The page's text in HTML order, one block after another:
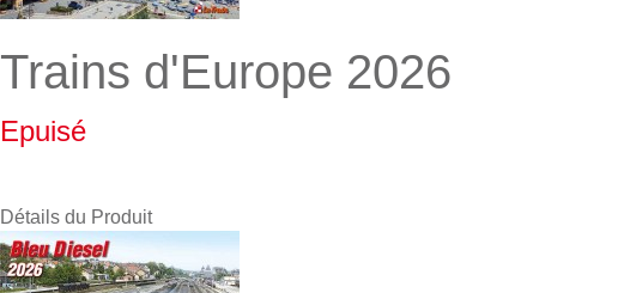
Trains d'Europe 2026
Epuisé
Détails du Produit